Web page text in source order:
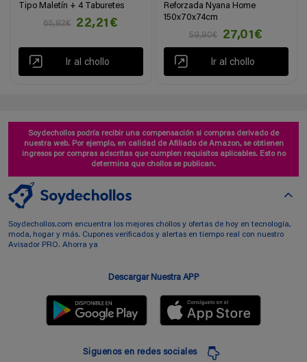
Tipo Maletín + 4 Taburetes
65,82€
22,21€
Ir al chollo
Reforzada Nyana Home
150x70x74cm
59,90€
27,01€
Ir al chollo
Soydechollos podría recibir una compensación si compras derivado de
nuestra web. Por ejemplo, en calidad de Afiliado de Amazon, se obtienen
ingresos por compras adscritas que cumplen requisitos aplicables. Esto no
determina que chollos se publican.
Soydechollos.com encuentra los mejores chollos y ofertas de hoy en tecnología,
moda, hogar y más. Cupones verificados y alertas en tiempo real con nuestro
Avisador PRO. Ahorra ya
Descargar Nuestra APP
Siguenos en redes sociales